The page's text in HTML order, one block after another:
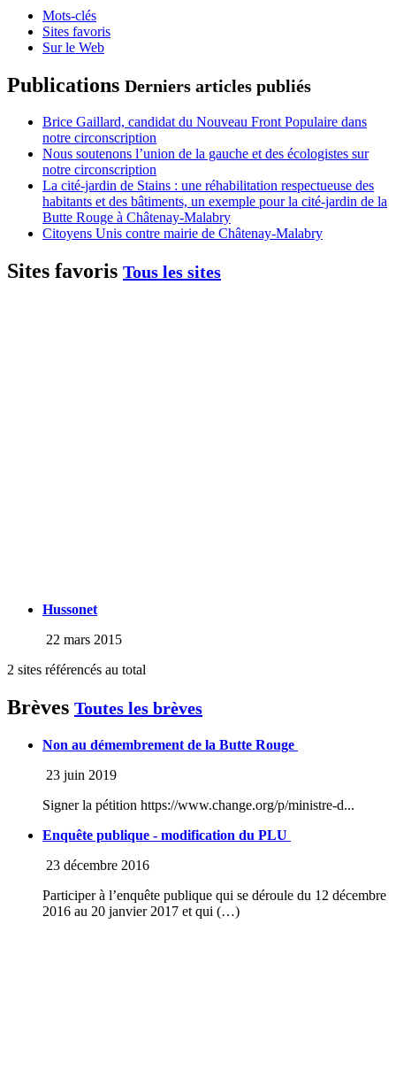
Mots-clés
Sites favoris
Sur le Web
Publications Derniers articles publiés
Brice Gaillard, candidat du Nouveau Front Populaire dans
notre circonscription
Nous soutenons l’union de la gauche et des écologistes sur
notre circonscription
La cité-jardin de Stains : une réhabilitation respectueuse des
habitants et des bâtiments, un exemple pour la cité-jardin de la
Butte Rouge à Châtenay-Malabry
Citoyens Unis contre mairie de Châtenay-Malabry
Sites favoris Tous les sites
Hussonet
22 mars 2015
2 sites référencés au total
Brèves Toutes les brèves
Non au démembrement de la Butte Rouge
23 juin 2019
Signer la pétition https://www.change.org/p/ministre-d...
Enquête publique - modification du PLU
23 décembre 2016
Participer à l’enquête publique qui se déroule du 12 décembre
2016 au 20 janvier 2017 et qui (…)